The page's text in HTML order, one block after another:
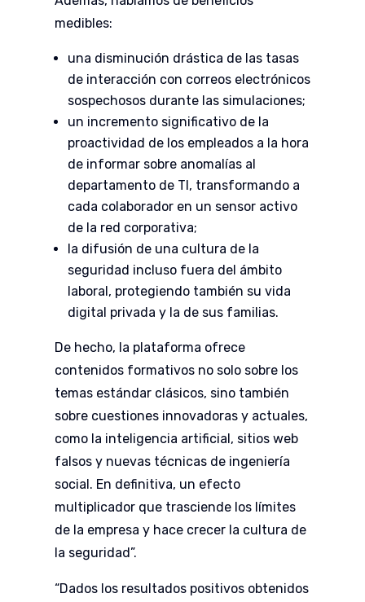
medibles:
una disminución drástica de las tasas
de interacción con correos electrónicos
sospechosos durante las simulaciones;
un incremento significativo de la
proactividad de los empleados a la hora
de informar sobre anomalías al
departamento de TI, transformando a
cada colaborador en un sensor activo
de la red corporativa;
la difusión de una cultura de la
seguridad incluso fuera del ámbito
laboral, protegiendo también su vida
digital privada y la de sus familias.
De hecho, la plataforma ofrece
contenidos formativos no solo sobre los
temas estándar clásicos, sino también
sobre cuestiones innovadoras y actuales,
como la inteligencia artificial, sitios web
falsos y nuevas técnicas de ingeniería
social. En definitiva, un efecto
multiplicador que trasciende los límites
de la empresa y hace crecer la cultura de
la seguridad”.
“Dados los resultados positivos obtenidos